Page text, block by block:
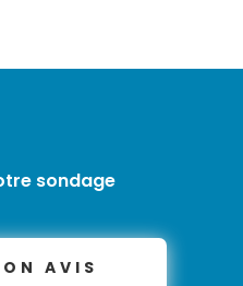
sondage
AVIS